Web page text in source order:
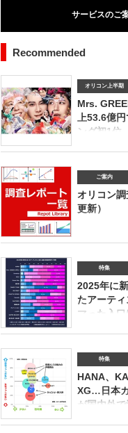
サービスのご
Recommended
オリコン上半期
Mrs.
上53.6億円
ング初1位
ティスト
■アーティスト別セールス部門トータル
月1日、「オリコン上半期ランキング
12月8日～2026年6月7日）のアーティ
タルランキング」を発表。Mrs. GREEN
53.6億円で、自身初の1位に輝いた。
ティスト別セールス部門「デジタルラ
半期1位を獲得。安価なデジタルで1位
GREEN APPLE（左から）藤澤涼架（
Gt）、若井滉斗（Gt） アーティスト別
ランキング」は、音楽ソフト【シングル
DVD・Blu-ray】とデジタル【デジタル
ルアルバム、ストリーミン
ご案内
オリコン
更新）
ユーザー調査
価格戦略の策定、商品企画、値上げ検討
きるデータを提供(2026年6月)ボーイズ
音楽・ライブ・SNS・動画配信を横断
後のマーケティング戦略に活用できる
ティストグッズに関する調査2026「な
のか」「いくらまで買うのか」を明確
販売戦略に直結する示唆を提案(2026年
析分析（TikTok＆YouTube）
トリーミングに影響を与えたかを、
グラフ化(2026年2月)音楽パッケージの
特集
2025年に
たアーテ
マった入口
ORICON BiZ onlineでは「2025年に好き
のアンケート調査を実施した。本調査
2021年10月）、2022年、2023年、
年の得票数はMrs. GREEN APPLEがダ
音楽シーンにおいて最も多くの“新規フ
トは誰だったのか、得票数TOP15（13
16組）を紹介する。 本調査は、2025
特集
HANA、
XG…日本
が国内外
認知・好